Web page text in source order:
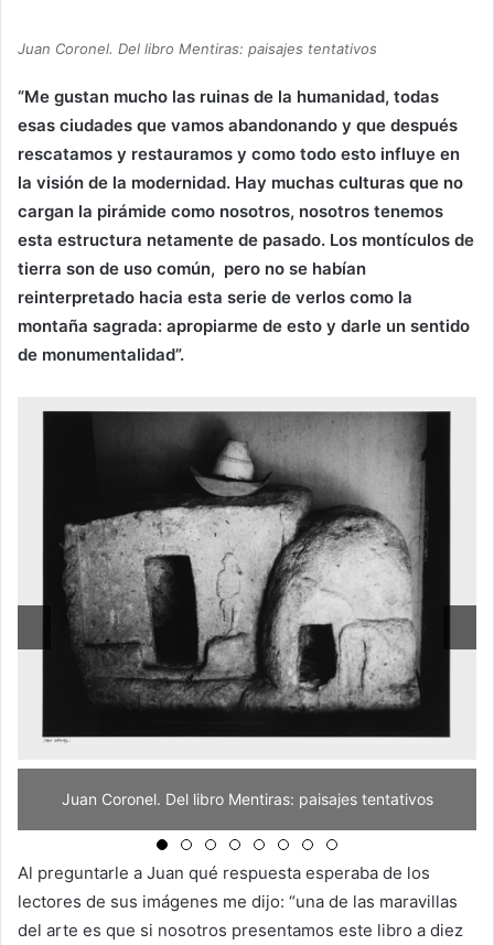
Juan Coronel. Del libro Mentiras: paisajes tentativos
“Me gustan mucho las ruinas de la humanidad, todas
esas ciudades que vamos abandonando y que después
rescatamos y restauramos y como todo esto influye en
la visión de la modernidad. Hay muchas culturas que no
cargan la pirámide como nosotros, nosotros tenemos
esta estructura netamente de pasado. Los montículos de
tierra son de uso común, pero no se habían
reinterpretado hacia esta serie de verlos como la
montaña sagrada: apropiarme de esto y darle un sentido
de monumentalidad”.
libro Mentiras: paisajes tentativos